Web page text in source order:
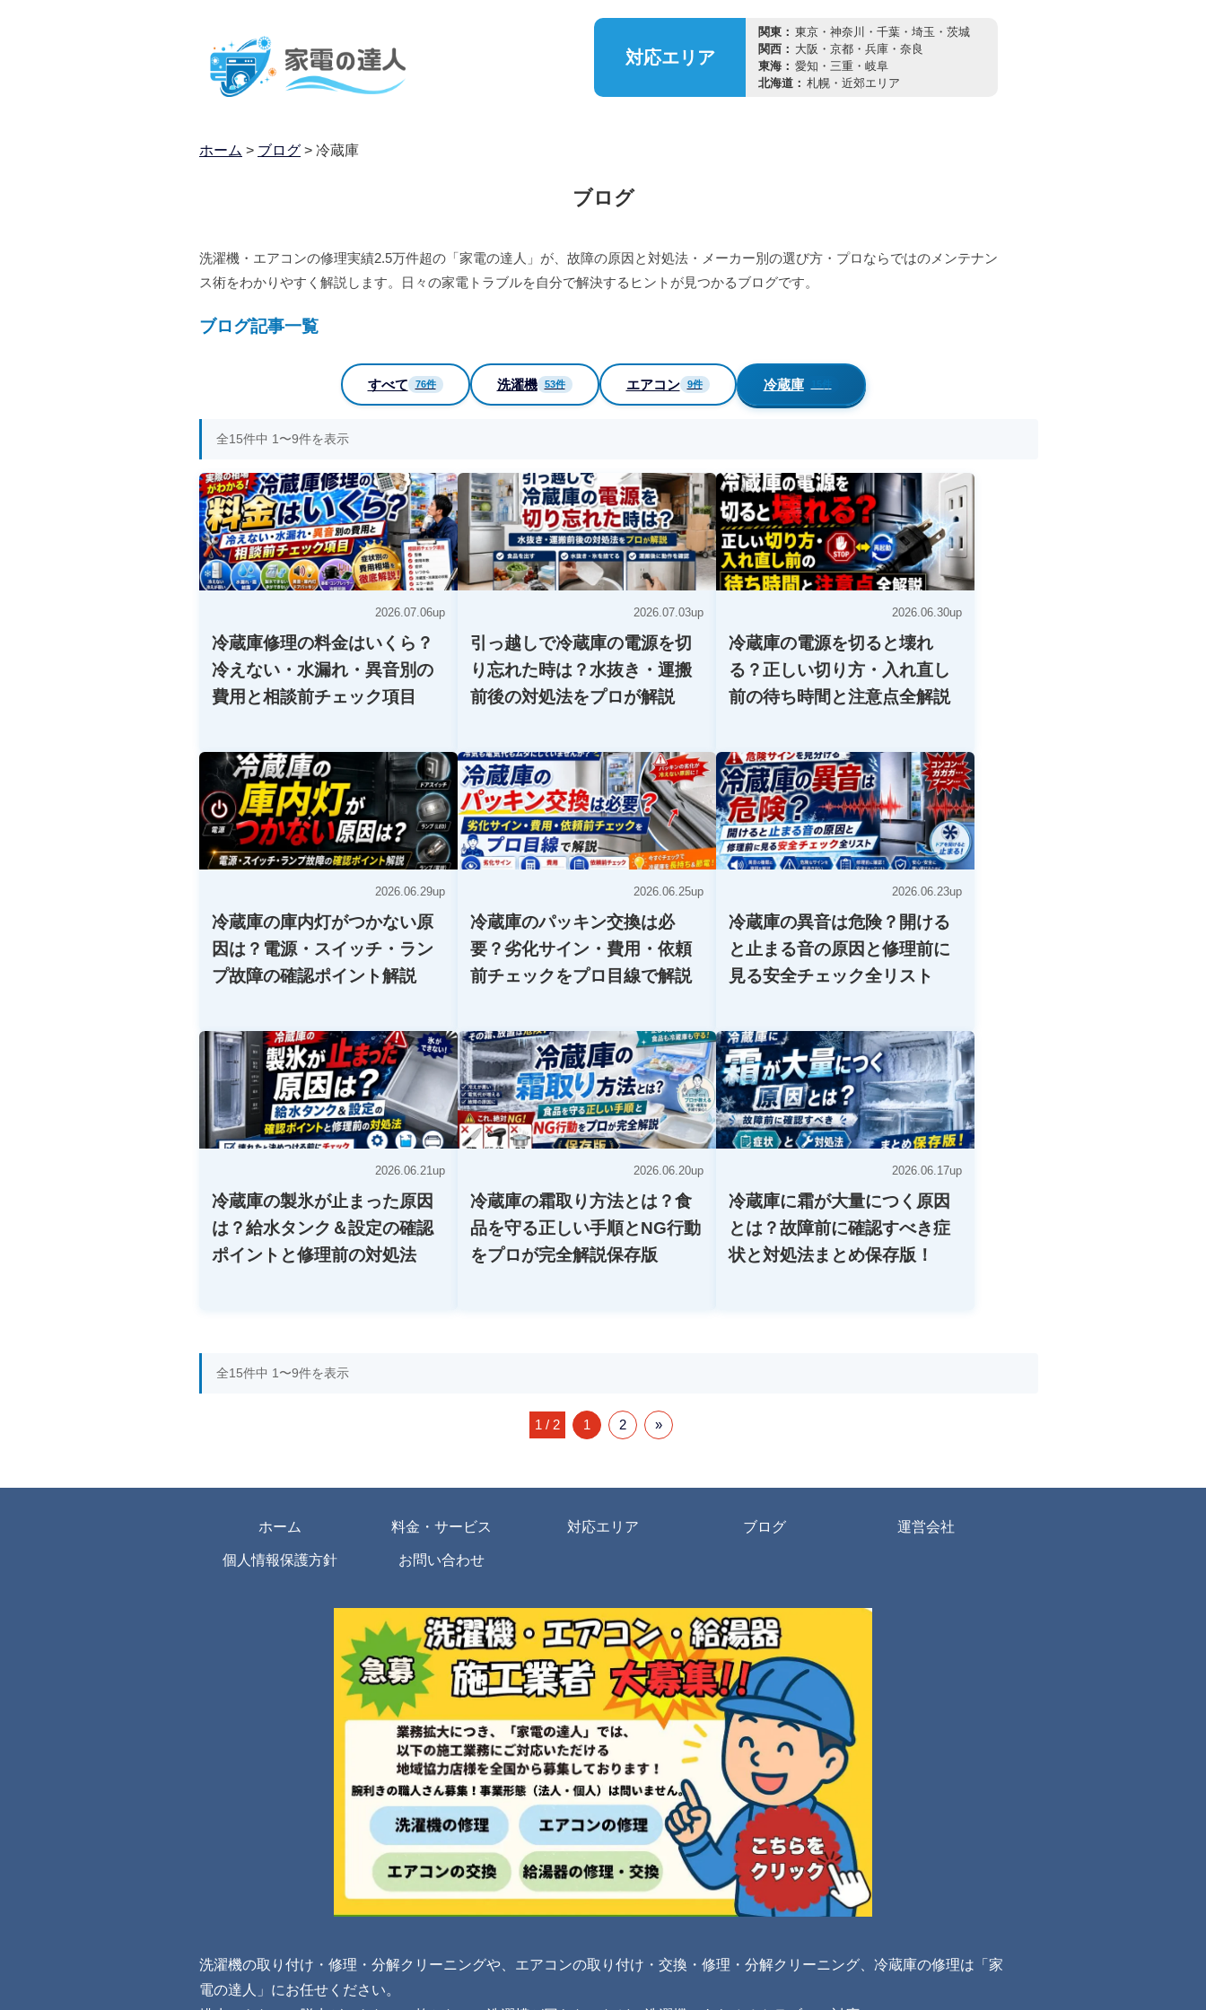
対応エリア
関東： 東京・神奈川・千葉・埼玉・茨城
関西： 大阪・京都・兵庫・奈良
東海： 愛知・三重・岐阜
北海道： 札幌・近郊エリア
ホーム > ブログ > 冷蔵庫
ブログ
洗濯機・エアコンの修理実績2.5万件超の「家電の達人」が、故障の原因と対処法・メーカー別の選び方・プロならではのメンテナン
ス術をわかりやすく解説します。日々の家電トラブルを自分で解決するヒントが見つかるブログです。
ブログ記事一覧
すべて 76件 洗濯機 53件 エアコン 9件 冷蔵庫
全15件中 1〜9件を表示
2026.07.06up
冷蔵庫修理の料金はいくら？
冷えない・水漏れ・異音別の
費用と相談前チェック項目
2026.07.03up
引っ越しで冷蔵庫の電源を切
り忘れた時は？水抜き・運搬
前後の対処法をプロが解説
2026.06.30up
冷蔵庫の電源を切ると壊れ
る？正しい切り方・入れ直し
前の待ち時間と注意点全解説
2026.06.29up
冷蔵庫の庫内灯がつかない原
因は？電源・スイッチ・ラン
プ故障の確認ポイント解説
2026.06.25up
冷蔵庫のパッキン交換は必
要？劣化サイン・費用・依頼
前チェックをプロ目線で解説
2026.06.23up
冷蔵庫の異音は危険？開ける
と止まる音の原因と修理前に
見る安全チェック全リスト
2026.06.21up
冷蔵庫の製氷が止まった原因
は？給水タンク＆設定の確認
ポイントと修理前の対処法
2026.06.20up
冷蔵庫の霜取り方法とは？食
品を守る正しい手順とNG行動
をプロが完全解説保存版
2026.06.17up
冷蔵庫に霜が大量につく原因
とは？故障前に確認すべき症
状と対処法まとめ保存版！
全15件中 1〜9件を表示
1 / 2 1 2 »
ホーム 料金・サービス 対応エリア ブログ 運営会社
個人情報保護方針 お問い合わせ
洗濯機の取り付け・修理・分解クリーニングや、エアコンの取り付け・交換・修理・分解クリーニング、冷蔵庫の修理は「家
電の達人」にお任せください。